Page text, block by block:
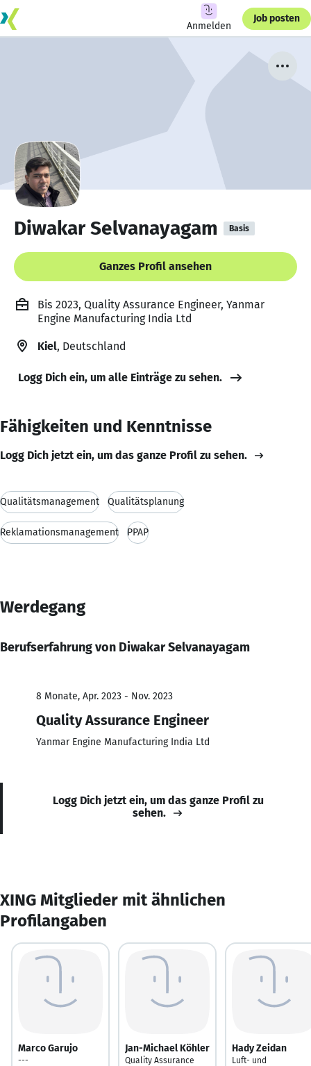
Anmelden
Job posten
Diwakar Selvanayagam Basis
Ganzes Profil ansehen
Bis 2023, Quality Assurance Engineer, Yanmar
Engine Manufacturing India Ltd
Kiel, Deutschland
Logg Dich ein, um alle Einträge zu sehen.
Fähigkeiten und Kenntnisse
Logg Dich jetzt ein, um das ganze Profil zu sehen.
Qualitätsmanagement Qualitätsplanung
Reklamationsmanagement PPAP
Werdegang
Berufserfahrung von Diwakar Selvanayagam
8 Monate, Apr. 2023 - Nov. 2023
Quality Assurance Engineer
Yanmar Engine Manufacturing India Ltd
Logg Dich jetzt ein, um das ganze Profil zu
sehen.
XING Mitglieder mit ähnlichen
Profilangaben
Marco Garujo
---
Jan-Michael Köhler
Quality Assurance
Hady Zeidan
Luft- und